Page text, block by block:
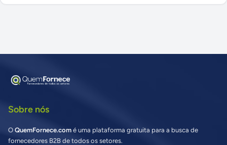
Sobre nós
O QuemFornece.com é uma plataforma gratuita para a busca de
fornecedores B2B de todos os setores.